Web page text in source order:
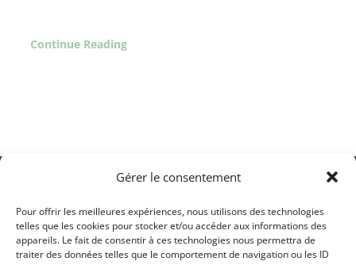
Gérer le consentement
Pour offrir les meilleures expériences, nous utilisons des technologies
telles que les cookies pour stocker et/ou accéder aux informations des
appareils. Le fait de consentir à ces technologies nous permettra de
traiter des données telles que le comportement de navigation ou les ID
Continue Reading
07 71 28 14 70
formations@lgform-optique.com